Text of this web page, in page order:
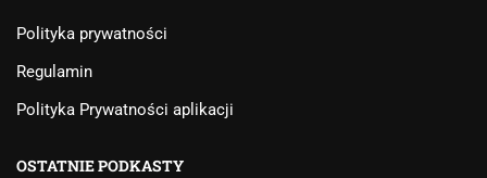
Polityka prywatności
Regulamin
Polityka Prywatności aplikacji
OSTATNIE PODKASTY